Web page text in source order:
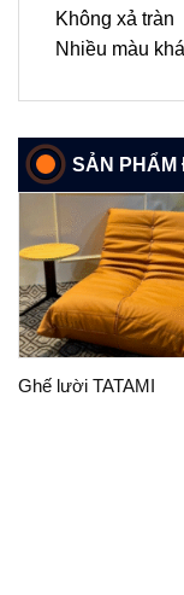
Không xả tràn
Nhiều màu
SẢN PHẨM
Ghế lười TATAMI